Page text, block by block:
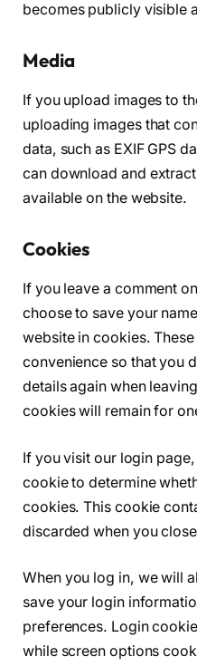
becomes publicly visible
Media
If you upload images to
uploading images that
data, such as EXIF GPS
can download and
available on the website.
Cookies
If you leave a comment
choose to save your
website in cookies.
convenience so that you
details again when
cookies will remain for
If you visit our login
cookie to determine
cookies. This cookie
discarded when you
When you log in, we will
save your login
preferences. Login
while screen options